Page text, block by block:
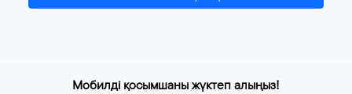
Мобилді қосымшаны жүктеп алыңыз!